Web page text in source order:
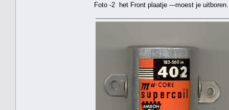
Foto -2 het Front plaatje ---moest je uitboren.